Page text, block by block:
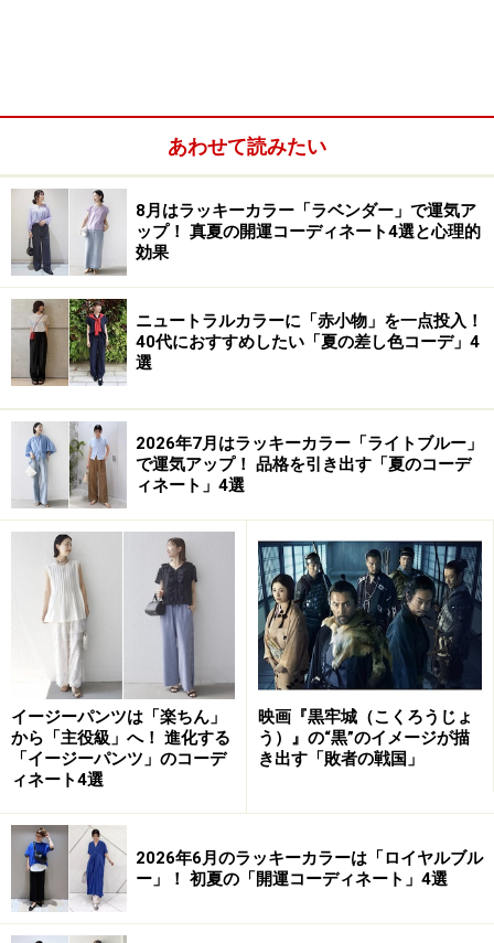
上下をブルー系で統一することで、知的なエネルギーが
循環し、時代の変化や新しい情報をスマートにキャッチ
して自分の糧にするという開運効果を強力にバックアッ
プ。ライトブルーがもたらす「知性やインスピレーショ
ン」を、デニムの「地に足のついた安定感」がしっかり
と受け止めるため、「アイデアを思いつくだけで終わら
せず、現実の行動や成果に結びつける」開運効果も生ま
れます。
コーディネートのスパイスとなっているビーズ使いのポ
シェットは、光を反射し、小さなきらめきを放つディテ
け、チャンスを呼び込むトリガーになります。ポシェッ
トのような小さなバッグは、金運を守りつつ、フットワ
ークを軽くして旅行や外出運を活性化してくれます。
あわせて読みたい
8月はラッキーカラー「ラベンダー」で運気ア
ップ！ 真夏の開運コーディネート4選と心理的
効果
ニュートラルカラーに「赤小物」を一点投入！
40代におすすめしたい「夏の差し色コーデ」4
選
2026年7月はラッキーカラー「ライトブルー」
で運気アップ！ 品格を引き出す「夏のコーデ
ィネート」4選
イージーパンツは「楽ちん」
から「主役級」へ！ 進化する
「イージーパンツ」のコーデ
ィネート4選
映画『黒牢城（こくろうじょ
う）』の“黒”のイメージが描
き出す「敗者の戦国」
2026年6月のラッキーカラーは「ロイヤルブル
ー」！ 初夏の「開運コーディネート」4選